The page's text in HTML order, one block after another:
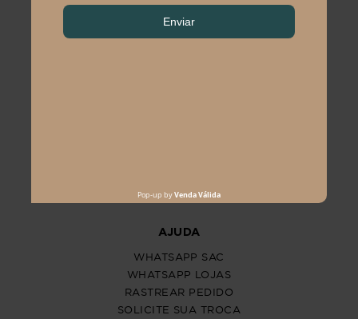
PROGRAM MODA
(11)99483-9760
AJUDA
WHATSAPP SAC
WHATSAPP LOJAS
RASTREAR PEDIDO
SOLICITE SUA TROCA